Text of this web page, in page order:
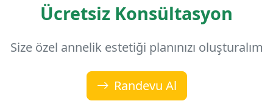
Ücretsiz Konsültasyon
Size özel annelik estetiği planınızı oluşturalım
Randevu Al